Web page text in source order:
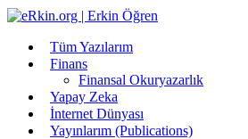
Tüm Yazılarım
Finans
Finansal Okuryazarlık
Yapay Zeka
İnternet Dünyası
Yayınlarım (Publications)